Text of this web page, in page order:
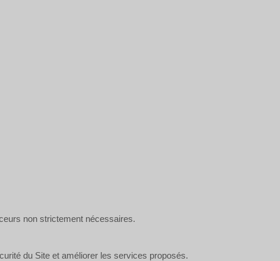
non strictement nécessaires.
du Site et améliorer les services proposés.